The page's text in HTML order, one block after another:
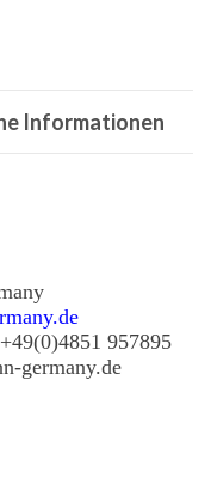
Informationen
957895
germany.de